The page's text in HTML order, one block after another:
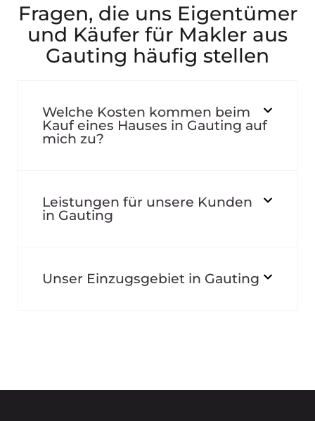
Fragen, die uns Eigentümer
und Käufer für Makler aus
Gauting häufig stellen
Welche Kosten kommen beim
Kauf eines Hauses in Gauting auf
mich zu?
Leistungen für unsere Kunden
in Gauting
Unser Einzugsgebiet in Gauting